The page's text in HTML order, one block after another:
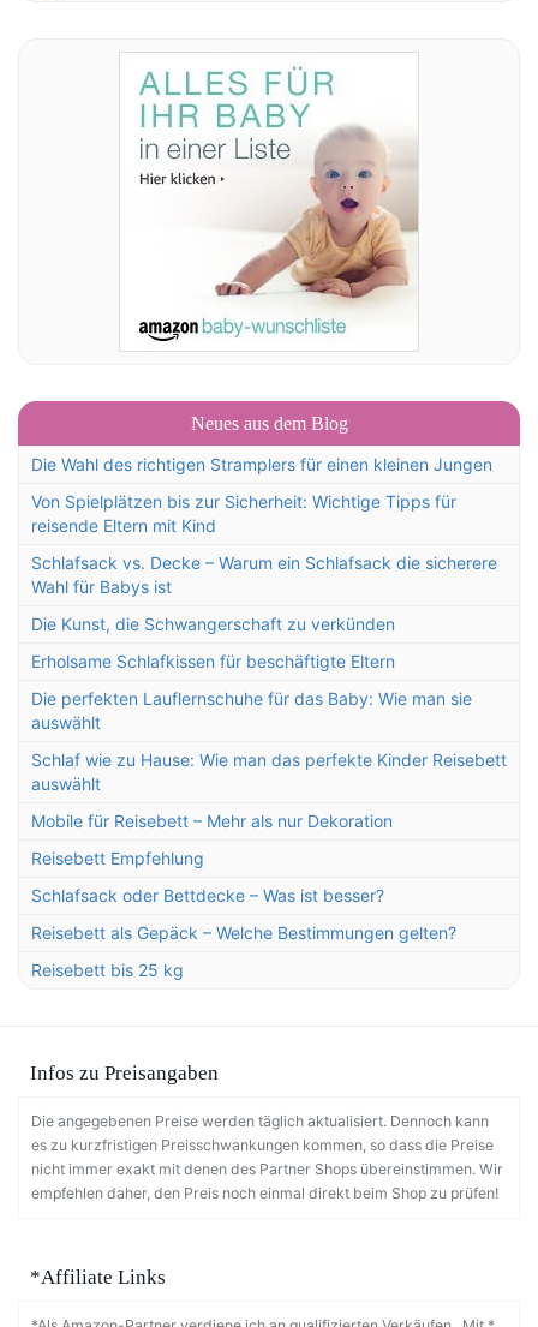
Neues aus dem Blog
Die Wahl des richtigen Stramplers für einen kleinen Jungen
Von Spielplätzen bis zur Sicherheit: Wichtige Tipps für
reisende Eltern mit Kind
Schlafsack vs. Decke – Warum ein Schlafsack die sicherere
Wahl für Babys ist
Die Kunst, die Schwangerschaft zu verkünden
Erholsame Schlafkissen für beschäftigte Eltern
Die perfekten Lauflernschuhe für das Baby: Wie man sie
auswählt
Schlaf wie zu Hause: Wie man das perfekte Kinder Reisebett
auswählt
Mobile für Reisebett – Mehr als nur Dekoration
Reisebett Empfehlung
Schlafsack oder Bettdecke – Was ist besser?
Reisebett als Gepäck – Welche Bestimmungen gelten?
Reisebett bis 25 kg
Infos zu Preisangaben
Die angegebenen Preise werden täglich aktualisiert. Dennoch kann
es zu kurzfristigen Preisschwankungen kommen, so dass die Preise
nicht immer exakt mit denen des Partner Shops übereinstimmen. Wir
empfehlen daher, den Preis noch einmal direkt beim Shop zu prüfen!
*Affiliate Links